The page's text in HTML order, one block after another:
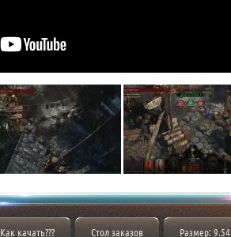
Как качать??? Стол заказов Размер: